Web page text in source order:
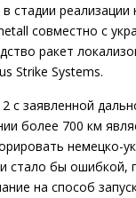
стадии реализации
совместно с
ракет
Strike Systems.
с заявленной
более 700 км
немецко-
стало бы
на способ